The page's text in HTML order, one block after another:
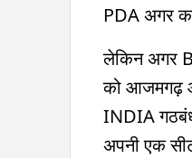
PDA अगर
लेकिन अगर
को आजमगढ़
INDIA
अपनी एक